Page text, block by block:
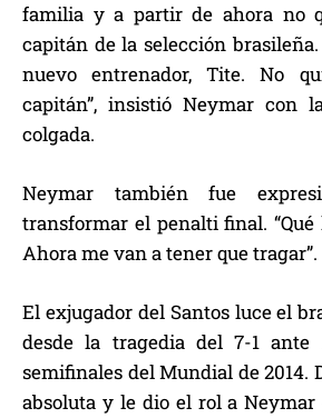
familia y a partir de ahora no
capitán de la selección
nuevo entrenador, Tite. No
capitán”, insistió Neymar con
colgada.
Neymar también fue
transformar el penalti final. “Qué
Ahora me van a tener que tragar”.
El exjugador del Santos luce el
desde la tragedia del 7-1
semifinales del Mundial de 2014.
absoluta y le dio el rol a